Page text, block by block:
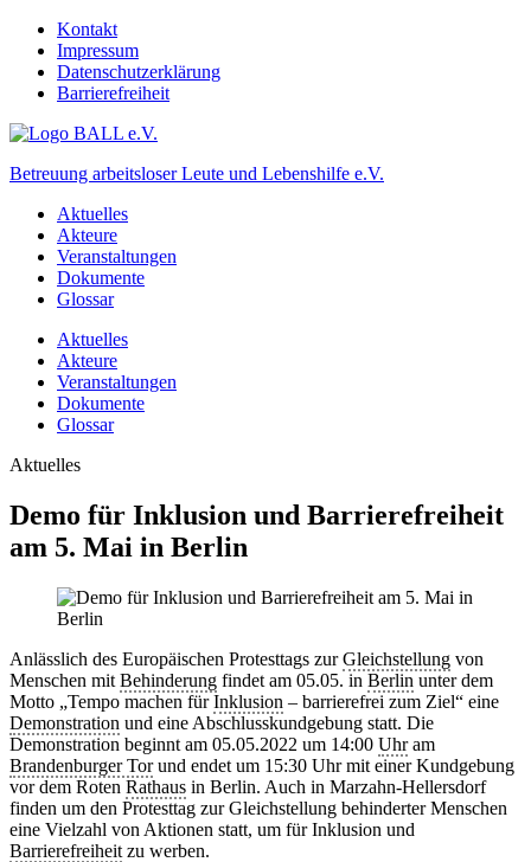
Kontakt
Impressum
Datenschutzerklärung
Barrierefreiheit
Betreuung arbeitsloser Leute und Lebenshilfe e.V.
Aktuelles
Akteure
Veranstaltungen
Dokumente
Glossar
Aktuelles
Akteure
Veranstaltungen
Dokumente
Glossar
Aktuelles
Demo für Inklusion und Barrierefreiheit
am 5. Mai in Berlin
Anlässlich des Europäischen Protesttags zurGleichstellung von
Menschen mit Behinderung findet am 05.05. in Berlin unter dem
Motto „Tempo machen fürInklusion – barrierefrei zum Ziel“ eine
Demonstration und eine Abschlusskundgebung statt. Die
Demonstration beginnt am 05.05.2022 um 14:00 Uhram
Brandenburger Torund endet um 15:30 Uhr mit einer Kundgebung
vor dem Roten Rathaus in Berlin. Auch in Marzahn-Hellersdorf
finden um den Protesttag zur Gleichstellung behinderter Menschen
eine Vielzahl von Aktionen statt, um für Inklusion und
Barrierefreiheit zu werben.